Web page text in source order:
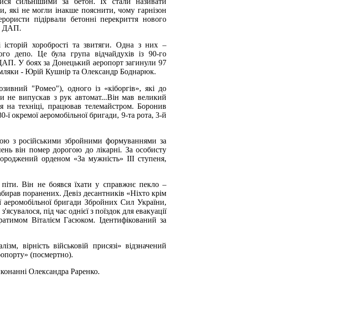
які не могли інакше пояснити, чому гарнізон
підірвали бетонні перекриття нового
ДАП.
хоробрості та звитяги. Одна з них –
депо. Це була група відчайдухів із 90-го
У боях за Донецький аеропорт загинули 97
- Юрій Кушнір та Олександр Боднарюк.
"Ромео"), одного із «кіборгів», які до
не випускав з рук автомат...Він мав великий
на техніці, працював телемайстром. Боронив
ї окремої аеромобільної бригади, 9-та рота, 3-й
з російськими збройними формуваннями за
він помер дорогою до лікарні. За особисту
орденом «За мужність» III ступеня,
Він не боявся їхати у справжнє пекло –
поранених. Девіз десантників «Ніхто крім
бригади Збройних Сил України,
під час однієї з поїздок для евакуації
Віталієм Гасюком. Ідентифікований за
вірність військовій присязі» відзначений
(посмертно).
Олександра Раренко.